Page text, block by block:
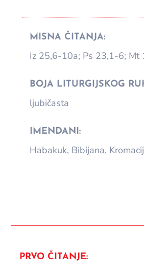
MISNA ČITANJA:
Iz 25,6-10a; Ps 23,1-6; Mt
BOJA LITURGIJSKOG
ljubičasta
IMENDANI:
Habakuk, Bibijana,
PRVO ČITANJE: